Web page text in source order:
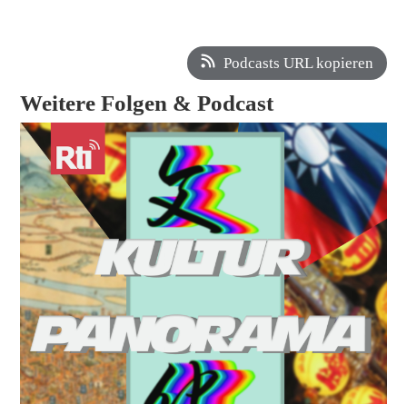
Podcasts URL kopieren
Weitere Folgen & Podcast